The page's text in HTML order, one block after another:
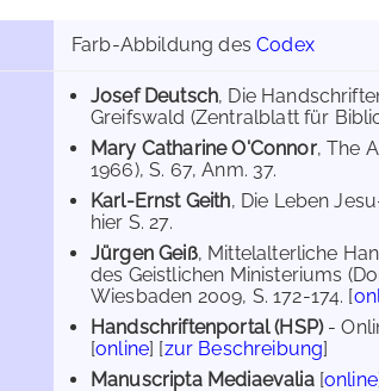
Farb-Abbildung desCodex
Josef Deutsch, Die
Greifswald (Zentralblatt für
Mary Catharine O'Connor, The
1966), S. 67, Anm. 37.
Karl-Ernst Geith, Die Leben
hier S. 27.
Jürgen Geiß, Mittelalterliche
des Geistlichen Ministeriums
Wiesbaden 2009, S. 172-174. [
Handschriftenportal (HSP)-
[online] [zur Beschreibung]
Manuscripta Mediaevalia[online